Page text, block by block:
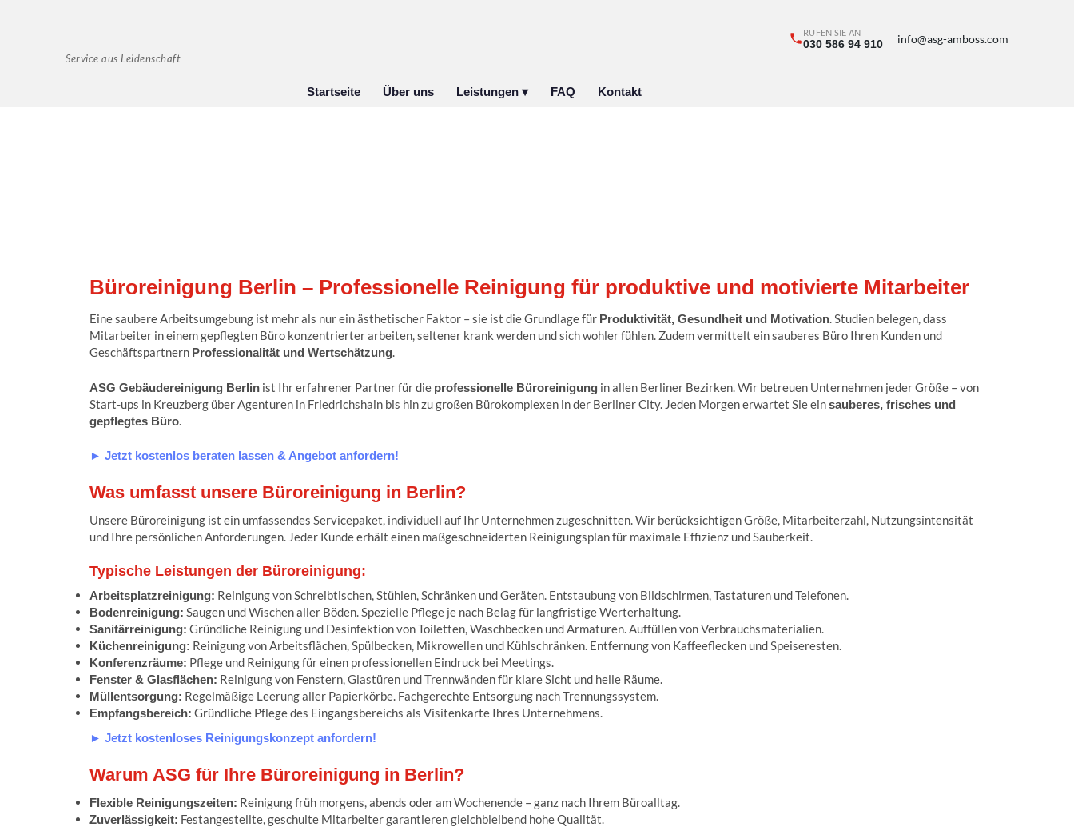
Service aus Leidenschaft
RUFEN SIE AN
030 586 94 910 info@asg-amboss.com
Startseite Über uns Leistungen ▾ FAQ Kontakt
Büroreinigung Berlin – Professionelle Reinigung für produktive und motivierte Mitarbeiter
Eine saubere Arbeitsumgebung ist mehr als nur ein ästhetischer Faktor – sie ist die Grundlage für Produktivität, Gesundheit und Motivation. Studien belegen, dass
Mitarbeiter in einem gepflegten Büro konzentrierter arbeiten, seltener krank werden und sich wohler fühlen. Zudem vermittelt ein sauberes Büro Ihren Kunden und
Geschäftspartnern Professionalität und Wertschätzung.
ASG Gebäudereinigung Berlin ist Ihr erfahrener Partner für die professionelle Büroreinigung in allen Berliner Bezirken. Wir betreuen Unternehmen jeder Größe – von
Start-ups in Kreuzberg über Agenturen in Friedrichshain bis hin zu großen Bürokomplexen in der Berliner City. Jeden Morgen erwartet Sie einsauberes, frisches und
gepflegtes Büro.
► Jetzt kostenlos beraten lassen & Angebot anfordern!
Was umfasst unsere Büroreinigung in Berlin?
Unsere Büroreinigung ist ein umfassendes Servicepaket, individuell auf Ihr Unternehmen zugeschnitten. Wir berücksichtigen Größe, Mitarbeiterzahl, Nutzungsintensität
und Ihre persönlichen Anforderungen. Jeder Kunde erhält einen maßgeschneiderten Reinigungsplan für maximale Effizienz und Sauberkeit.
Typische Leistungen der Büroreinigung:
Arbeitsplatzreinigung: Reinigung von Schreibtischen, Stühlen, Schränken und Geräten. Entstaubung von Bildschirmen, Tastaturen und Telefonen.
Bodenreinigung: Saugen und Wischen aller Böden. Spezielle Pflege je nach Belag für langfristige Werterhaltung.
Sanitärreinigung: Gründliche Reinigung und Desinfektion von Toiletten, Waschbecken und Armaturen. Auffüllen von Verbrauchsmaterialien.
Küchenreinigung: Reinigung von Arbeitsflächen, Spülbecken, Mikrowellen und Kühlschränken. Entfernung von Kaffeeflecken und Speiseresten.
Konferenzräume: Pflege und Reinigung für einen professionellen Eindruck bei Meetings.
Fenster & Glasflächen: Reinigung von Fenstern, Glastüren und Trennwänden für klare Sicht und helle Räume.
Müllentsorgung: Regelmäßige Leerung aller Papierkörbe. Fachgerechte Entsorgung nach Trennungssystem.
Empfangsbereich: Gründliche Pflege des Eingangsbereichs als Visitenkarte Ihres Unternehmens.
► Jetzt kostenloses Reinigungskonzept anfordern!
Warum ASG für Ihre Büroreinigung in Berlin?
Flexible Reinigungszeiten: Reinigung früh morgens, abends oder am Wochenende – ganz nach Ihrem Büroalltag.
Zuverlässigkeit: Festangestellte, geschulte Mitarbeiter garantieren gleichbleibend hohe Qualität.